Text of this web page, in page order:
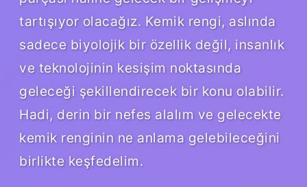
tartışıyor olacağız. Kemik rengi, aslında
sadece biyolojik bir özellik değil, insanlık
ve teknolojinin kesişim noktasında
geleceği şekillendirecek bir konu olabilir.
Hadi, derin bir nefes alalım ve gelecekte
kemik renginin ne anlama gelebileceğini
birlikte keşfedelim.